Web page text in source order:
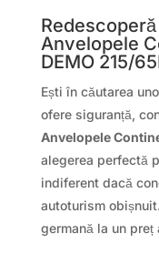
Anvelopele
DEMO 215/
Ești în căutarea
ofere siguranță,
Anvelopele
alegerea perfectă
indiferent dacă
autoturism
germană la un preț